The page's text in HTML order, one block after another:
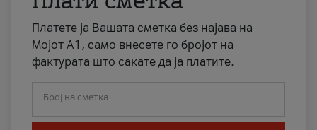
Платете ја Вашата сметка без најава на
Мојот А1, само внесете го бројот на
фактурата што сакате да ја платите.
Број на сметка